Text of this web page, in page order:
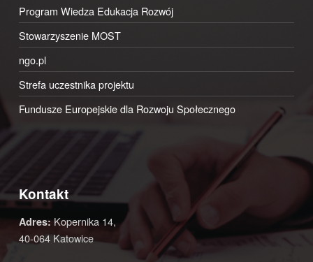
Program Wiedza Edukacja Rozwój
Stowarzyszenie MOST
ngo.pl
Strefa uczestnika projektu
Fundusze Europejskie dla Rozwoju Społecznego
Kontakt
Adres:Kopernika 14,
40-064 Katowice